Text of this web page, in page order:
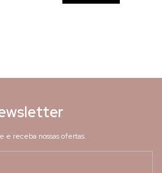
e receba nossas ofertas.